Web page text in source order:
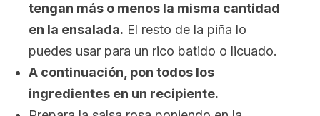
tengan más o menos la misma cantidad
en la ensalada. El resto de la piña lo
puedes usar para un rico batido o licuado.
A continuación, pon todos los
ingredientes en un recipiente.